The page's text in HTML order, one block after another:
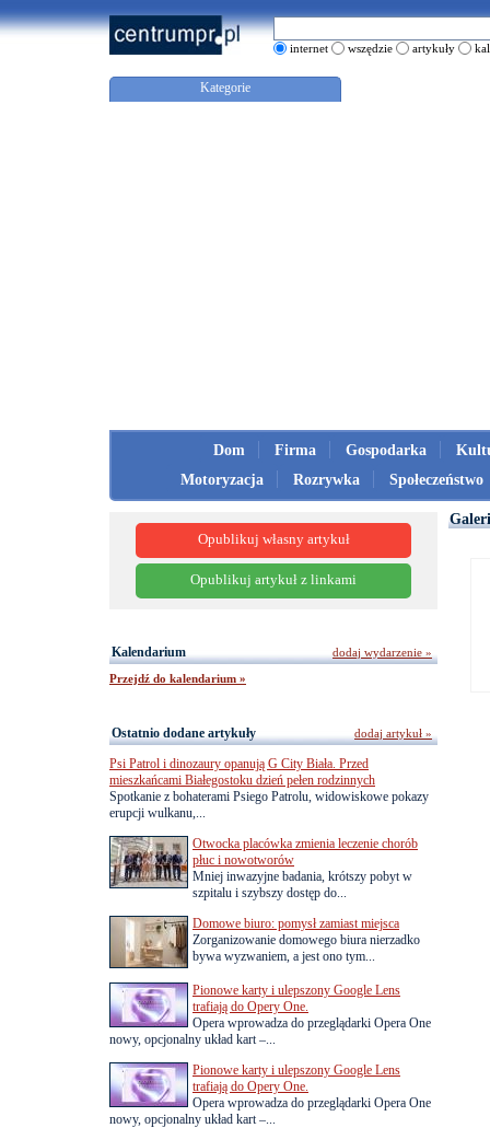
internet wszędzie artykuły
Kategorie
Dom Firma Gospodarka
Motoryzacja
Rozrywka Społeczeństwo
Opublikuj własny artykuł
Opublikuj artykuł z linkami
Kalendarium
Przejdź do kalendarium »
dodaj wydarzenie »
Ostatnio dodane artykuły
Psi Patrol i dinozaury opanują G City Biała. Przed
mieszkańcami Białegostoku dzień pełen rodzinnych
Spotkanie z bohaterami Psiego Patrolu, widowiskowe pokazy
erupcji wulkanu,...
Otwocka placówka zmienia leczenie chorób
płuc i nowotworów
Mniej inwazyjne badania, krótszy pobyt w
szpitalu i szybszy dostęp do...
Domowe biuro: pomysł zamiast miejsca
Zorganizowanie domowego biura nierzadko
bywa wyzwaniem, a jest ono tym...
Pionowe karty i ulepszony Google Lens
trafiają do Opery One.
Opera wprowadza do przeglądarki Opera One
nowy, opcjonalny układ kart –...
Pionowe karty i ulepszony Google Lens
trafiają do Opery One.
Opera wprowadza do przeglądarki Opera One
nowy, opcjonalny układ kart –...
dodaj artykuł »